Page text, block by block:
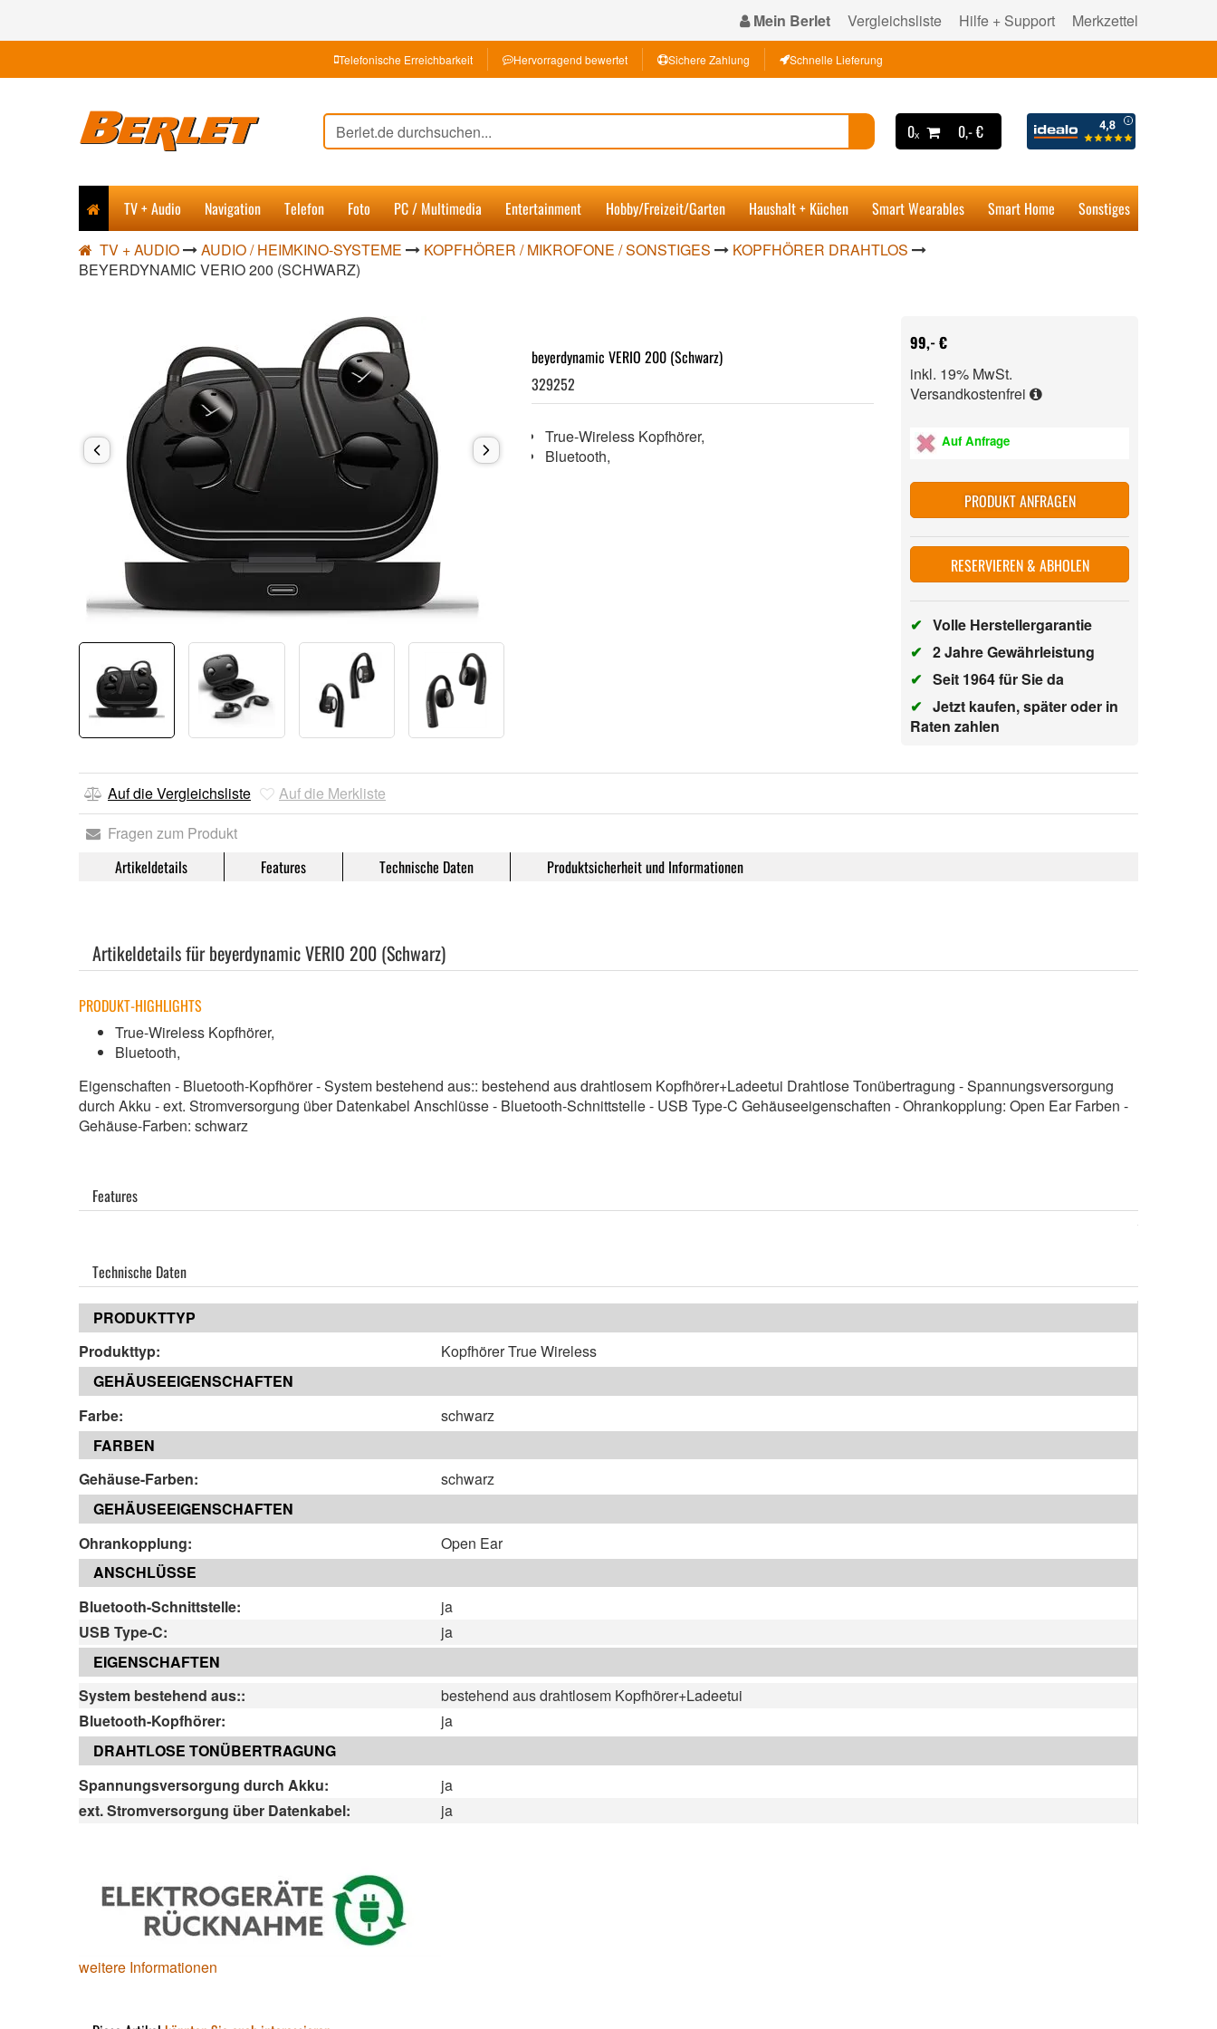
Mein Berlet Vergleichsliste Hilfe + Support Merkzettel
Telefonische Erreichbarkeit Hervorragend bewertet Sichere Zahlung Schnelle Lieferung
0ₓ 0,- €
TV + Audio Navigation Telefon Foto PC / Multimedia Entertainment Hobby/Freizeit/Garten Haushalt + Küchen Smart Wearables Smart Home Sonstiges
TV + AUDIO AUDIO / HEIMKINO-SYSTEME KOPFHÖRER / MIKROFONE / SONSTIGES
KOPFHÖRER DRAHTLOS
BEYERDYNAMIC VERIO 200 (SCHWARZ)
beyerdynamic VERIO 200 (Schwarz)
329252
True-Wireless Kopfhörer,
Bluetooth,
99,- €
inkl. 19% MwSt.
Versandkostenfrei
Auf Anfrage
PRODUKT ANFRAGEN
RESERVIEREN & ABHOLEN
✔ Volle Herstellergarantie
✔ 2 Jahre Gewährleistung
✔ Seit 1964 für Sie da
✔ Jetzt kaufen, später oder in
Raten zahlen
Auf die Vergleichsliste
Auf die Merkliste
Fragen zum Produkt
Artikeldetails Features Technische Daten Produktsicherheit und Informationen
Artikeldetails für beyerdynamic VERIO 200 (Schwarz)
PRODUKT-HIGHLIGHTS
True-Wireless Kopfhörer,
Bluetooth,
Eigenschaften - Bluetooth-Kopfhörer - System bestehend aus:: bestehend aus drahtlosem Kopfhörer+Ladeetui Drahtlose Tonübertragung - Spannungsversorgung
durch Akku - ext. Stromversorgung über Datenkabel Anschlüsse - Bluetooth-Schnittstelle - USB Type-C Gehäuseeigenschaften - Ohrankopplung: Open Ear Farben -
Gehäuse-Farben: schwarz
Features
Technische Daten
PRODUKTTYP
Produkttyp:
Kopfhörer True Wireless
GEHÄUSEEIGENSCHAFTEN
Farbe:
schwarz
FARBEN
Gehäuse-Farben:
schwarz
GEHÄUSEEIGENSCHAFTEN
Ohrankopplung:
Open Ear
ANSCHLÜSSE
Bluetooth-Schnittstelle:
ja
USB Type-C:
ja
EIGENSCHAFTEN
System bestehend aus::
bestehend aus drahtlosem Kopfhörer+Ladeetui
Bluetooth-Kopfhörer:
ja
DRAHTLOSE TONÜBERTRAGUNG
Spannungsversorgung durch Akku:
ja
ext. Stromversorgung über Datenkabel:
ja
weitere Informationen